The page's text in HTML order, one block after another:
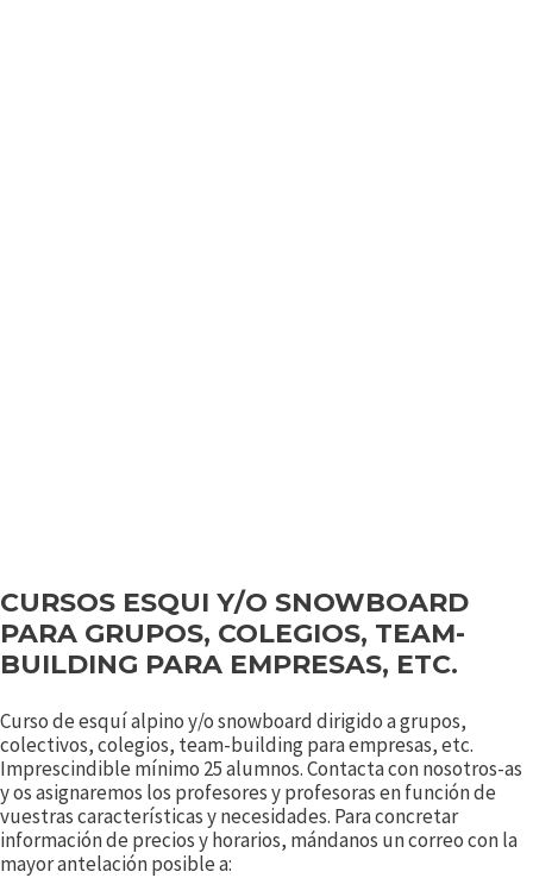
CURSOS ESQUI Y/O SNOWBOARD
PARA GRUPOS, COLEGIOS, TEAM-
BUILDING PARA EMPRESAS, ETC.
Curso de esquí alpino y/o snowboard dirigido a grupos,
colectivos, colegios, team-building para empresas, etc.
Imprescindible mínimo 25 alumnos. Contacta con nosotros-as
y os asignaremos los profesores y profesoras en función de
vuestras características y necesidades. Para concretar
información de precios y horarios, mándanos un correo con la
mayor antelación posible a: